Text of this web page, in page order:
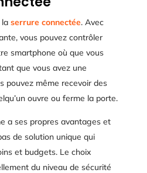
la serrure connectée. Avec
vous pouvez contrôler
smartphone où que vous
que vous avez une
pouvez même recevoir des
ouvre ou ferme la porte.
a ses propres avantages et
de solution unique qui
et budgets. Le choix
du niveau de sécurité